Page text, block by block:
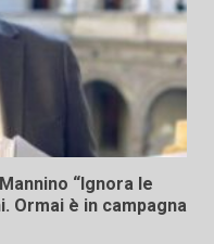
“Ignora le
Ormai è in campagna